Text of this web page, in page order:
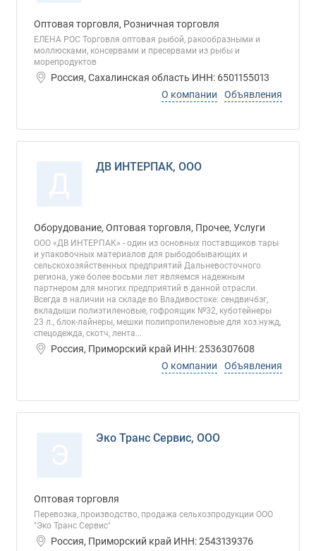
Оптовая торговля, Розничная торговля
ЕЛЕНА РОС Торговля оптовая рыбой, ракообразными и
моллюсками, консервами и пресервами из рыбы и
морепродуктов
Россия, Сахалинская область ИНН: 6501155013
О компании
Объявления
ДВ ИНТЕРПАК, ООО
Оборудование, Оптовая торговля, Прочее, Услуги
ООО «ДВ ИНТЕРПАК» - один из основных поставщиков тары
и упаковочных материалов для рыбодобывающих и
сельскохозяйственных предприятий Дальневосточного
региона, уже более восьми лет являемся надежным
партнером для многих предприятий в данной отрасли.
Всегда в наличии на складе во Владивостоке: сендвичбэг,
вкладыши полиэтиленовые, гофроящик №32, куботейнеры
23 л., блок-лайнеры, мешки полипропиленовые для хоз.нужд,
спецодежда, скотч, лента...
Россия, Приморский край ИНН: 2536307608
О компании
Объявления
Эко Транс Сервис, ООО
Оптовая торговля
Перевозка, производство, продажа сельхозпродукции ООО
"Эко Транс Сервис"
Россия, Приморский край ИНН: 2543139376